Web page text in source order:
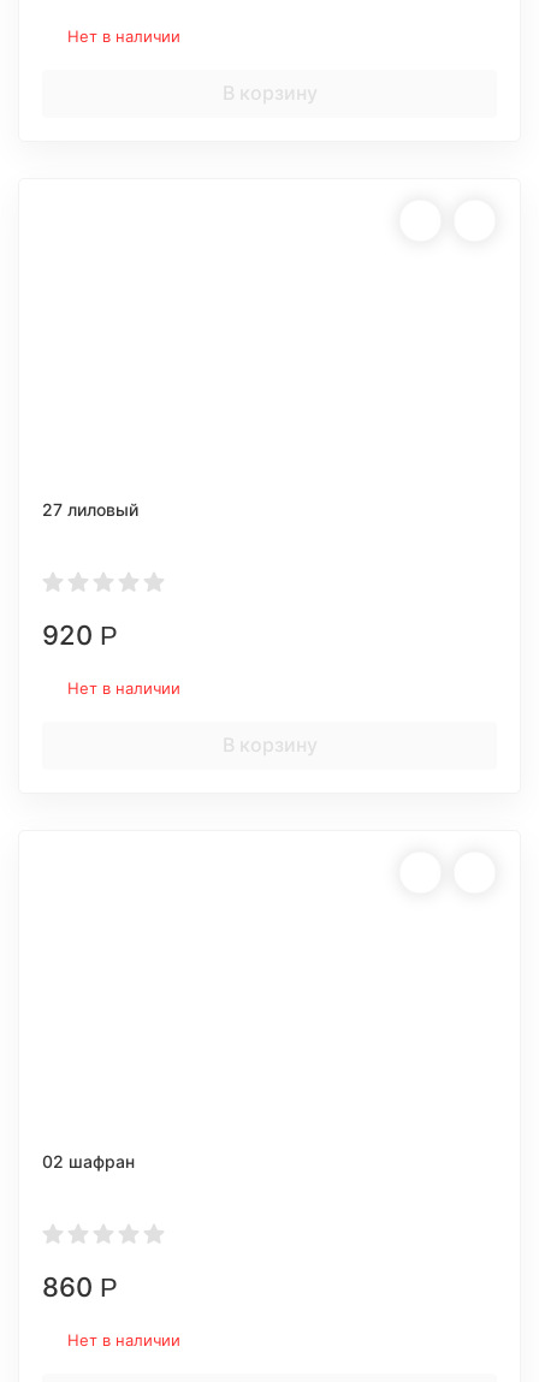
Нет в наличии
В корзину
27 лиловый
920 Р
Нет в наличии
В корзину
02 шафран
860 Р
Нет в наличии